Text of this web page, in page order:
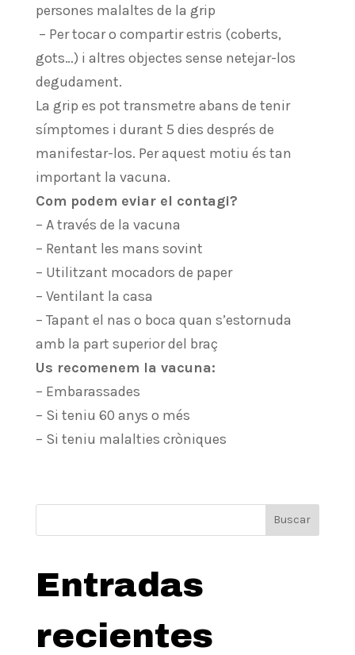
persones malaltes de la grip
– Per tocar o compartir estris (coberts,
gots…) i altres objectes sense netejar-los
degudament.
La grip es pot transmetre abans de tenir
símptomes i durant 5 dies després de
manifestar-los. Per aquest motiu és tan
important la vacuna.
Com podem eviar el contagi?
– A través de la vacuna
– Rentant les mans sovint
– Utilitzant mocadors de paper
– Ventilant la casa
– Tapant el nas o boca quan s’estornuda
amb la part superior del braç
Us recomenem la vacuna:
– Embarassades
– Si teniu 60 anys o més
– Si teniu malalties cròniques
Buscar
Entradas
recientes